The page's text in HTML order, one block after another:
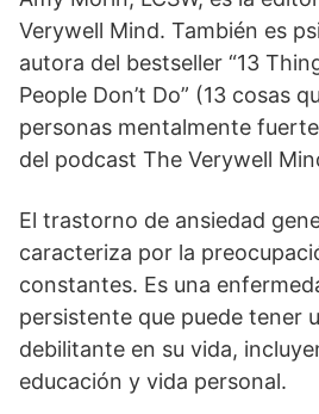
Verywell Mind. También es
autora del bestseller “13
People Don’t Do” (13 cosas
personas mentalmente
del podcast The Verywell
El trastorno de ansiedad
caracteriza por la
constantes. Es una
persistente que puede tener
debilitante en su vida,
educación y vida personal.